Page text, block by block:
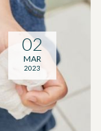
02
MAR
2023